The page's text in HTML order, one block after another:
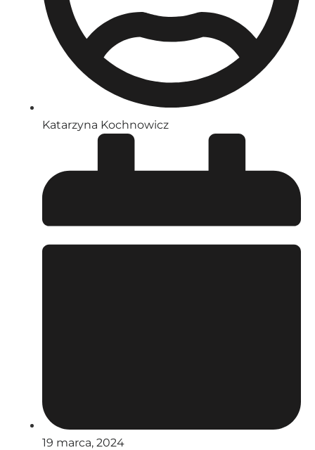
Katarzyna Kochnowicz
19 marca, 2024